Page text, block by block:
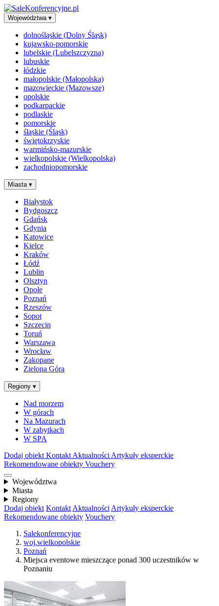
Województwa ▾
dolnośląskie (Dolny Śląsk)
kujawsko-pomorskie
lubelskie (Lubelszczyzna)
lubuskie
łódzkie
małopolskie (Małopolska)
mazowieckie (Mazowsze)
opolskie
podkarpackie
podlaskie
pomorskie
śląskie (Śląsk)
świętokrzyskie
warmińsko-mazurskie
wielkopolskie (Wielkopolska)
zachodniopomorskie
Miasta ▾
Białystok
Bydgoszcz
Gdańsk
Gdynia
Katowice
Kielce
Kraków
Łódź
Lublin
Olsztyn
Opole
Poznań
Rzeszów
Sopot
Szczecin
Toruń
Warszawa
Wrocław
Zakopane
Zielona Góra
Regiony ▾
Nad morzem
W górach
Na Mazurach
W zabytkach
W SPA
Dodaj obiekt Kontakt Aktualności Artykuły eksperckie
Rekomendowane obiekty Vouchery
Województwa
Miasta
Regiony
Dodaj obiekt Kontakt Aktualności Artykuły eksperckie
Rekomendowane obiekty Vouchery
Salekonferencyjne
woj.wielkopolskie
Poznań
Miejsca eventowe mieszczące ponad 300 uczestników w
Poznaniu